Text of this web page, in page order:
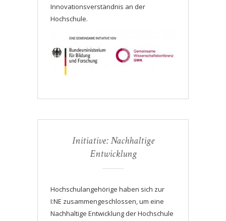
Innovationsverständnis an der
Hochschule.
Initiative: Nachhaltige
Entwicklung
Hochschulangehörige haben sich zur
I:NE zusammengeschlossen, um eine
Nachhaltige Entwicklung der Hochschule